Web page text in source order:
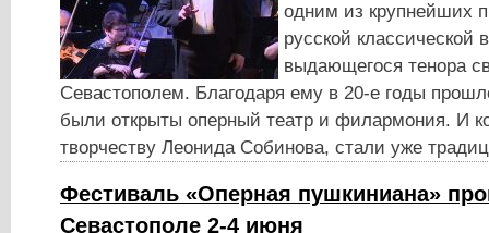
одним из крупнейших
русской
выдающегося тенора
Севастополем. Благодаря ему в 20-е годы
были открыты оперный театр и филармония. И
творчеству Леонида Собинова, стали уже
Фестиваль «Оперная пушкиниана»
Севастополе 2-4 июня